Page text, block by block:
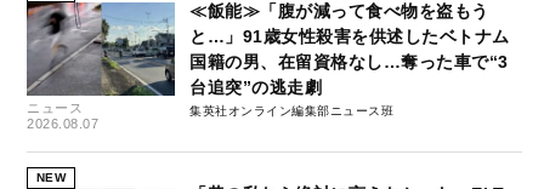
ニュース
2026.08.07
≪飯能≫「腹が減って食べ物を盗もう
と…」91歳女性殺害を供述したベトナム
国籍の男、在留資格なし…奪った車で“3
台追突”の逃走劇
集英社オンライン編集部ニュース班
NEW